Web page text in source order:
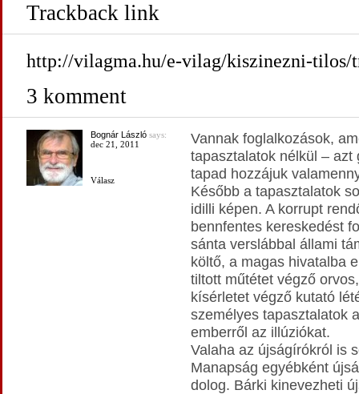
Trackback link
http://vilagma.hu/e-vilag/kiszinezni-tilos/
3 komment
Bognár Lászlósays:
dec 21, 2011
Válasz
Vannak foglalkozások,
tapasztalatok nélkül – azt
tapad hozzájuk
Később a tapasztalatok
idilli képen. A korrupt
bennfentes kereskedést
sánta verslábbal állami
költő, a magas hivatalba
tiltott műtétet végző
kísérletet végző kutató
személyes tapasztalatok
emberről az illúziókat.
Valaha az újságírókról is
Manapság egyébként
dolog. Bárki kinevezheti